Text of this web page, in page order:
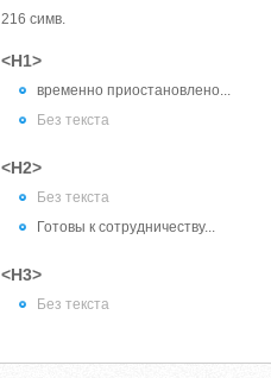
216 симв.
<H1>
временно приостановлено...
Без текста
<H2>
Без текста
Готовы к сотрудничеству...
<H3>
Без текста